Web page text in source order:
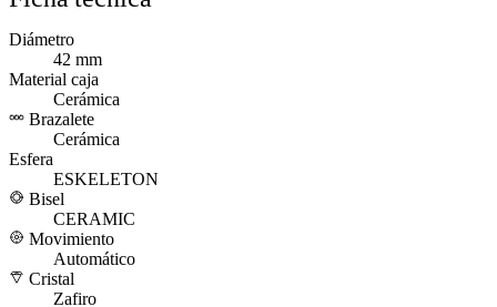
Diámetro
42 mm
Material caja
Cerámica
Brazalete
Cerámica
Esfera
ESKELETON
Bisel
CERAMIC
Movimiento
Automático
Cristal
Zafiro